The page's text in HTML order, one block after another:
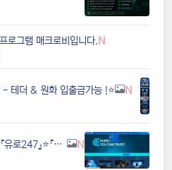
로그램 매크로비입니다. N
테더 & 원화 입출금가능 !⭐️ N
⭐️1등 해외에이전시⭐️『유로247』⭐️『브이오벳』⭐️『KOBET』⭐️『원커넥트』⭐️ g4hz N